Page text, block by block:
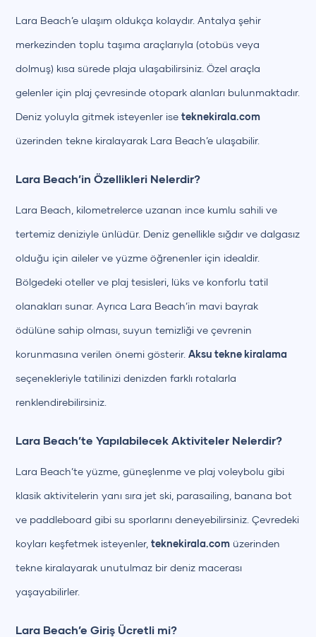
Lara Beach’e ulaşım oldukça kolaydır. Antalya şehir
merkezinden toplu taşıma araçlarıyla (otobüs veya
dolmuş) kısa sürede plaja ulaşabilirsiniz. Özel araçla
gelenler için plaj çevresinde otopark alanları bulunmaktadır.
Deniz yoluyla gitmek isteyenler iseteknekirala.com
üzerinden tekne kiralayarak Lara Beach’e ulaşabilir.
Lara Beach’in Özellikleri Nelerdir?
Lara Beach, kilometrelerce uzanan ince kumlu sahili ve
tertemiz deniziyle ünlüdür. Deniz genellikle sığdır ve dalgasız
olduğu için aileler ve yüzme öğrenenler için idealdir.
Bölgedeki oteller ve plaj tesisleri, lüks ve konforlu tatil
olanakları sunar. Ayrıca Lara Beach’in mavi bayrak
ödülüne sahip olması, suyun temizliği ve çevrenin
korunmasına verilen önemi gösterir.Aksu tekne kiralama
seçenekleriyle tatilinizi denizden farklı rotalarla
renklendirebilirsiniz.
Lara Beach’te Yapılabilecek Aktiviteler Nelerdir?
Lara Beach’te yüzme, güneşlenme ve plaj voleybolu gibi
klasik aktivitelerin yanı sıra jet ski, parasailing, banana bot
ve paddleboard gibi su sporlarını deneyebilirsiniz. Çevredeki
koyları keşfetmek isteyenler,teknekirala.com üzerinden
tekne kiralayarak unutulmaz bir deniz macerası
yaşayabilirler.
Lara Beach’e Giriş Ücretli mi?